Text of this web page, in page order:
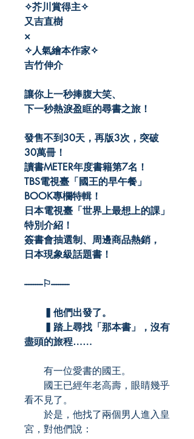
✧芥川賞得主✧
又吉直樹
×
✧人氣繪本作家✧
吉竹伸介
讓你上一秒捧腹大笑、
下一秒熱淚盈眶的尋書之旅！
發售不到30天，再版3次，突破
30萬冊！
讀書METER年度書籍第7名！
TBS電視臺「國王的早午餐」
BOOK專欄特輯！
日本電視臺「世界上最想上的課」
特別介紹！
簽書會抽選制、周邊商品熱銷，
日本現象級話題書！
----------⚐----------
▍他們出發了。
▍踏上尋找「那本書」，沒有
盡頭的旅程……
有一位愛書的國王。
國王已經年老高壽，眼睛幾乎
看不見了。
於是，他找了兩個男人進入皇
宮，對他們說：